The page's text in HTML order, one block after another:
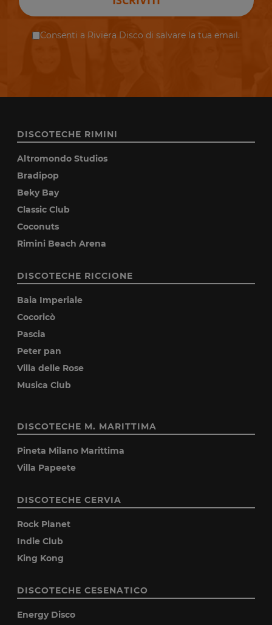
Consenti a Riviera Disco di salvare la tua email.
DISCOTECHE RIMINI
Altromondo Studios
Bradipop
Beky Bay
Classic Club
Coconuts
Rimini Beach Arena
DISCOTECHE RICCIONE
Baia Imperiale
Cocoricò
Pascia
Peter pan
Villa delle Rose
Musica Club
DISCOTECHE M. MARITTIMA
Pineta Milano Marittima
Villa Papeete
DISCOTECHE CERVIA
Rock Planet
Indie Club
King Kong
DISCOTECHE CESENATICO
Energy Disco